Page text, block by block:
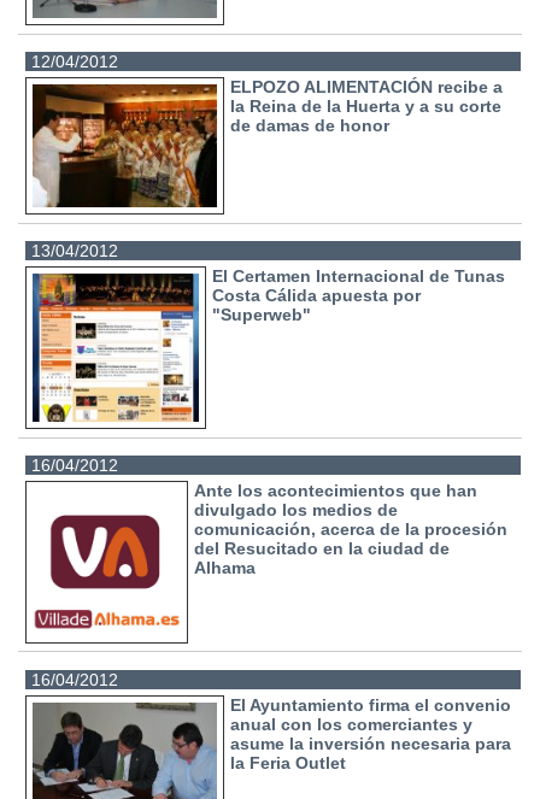
12/04/2012
ELPOZO ALIMENTACIÓN recibe a
la Reina de la Huerta y a su corte
de damas de honor
13/04/2012
El Certamen Internacional de Tunas
Costa Cálida apuesta por
"Superweb"
16/04/2012
Ante los acontecimientos que han
divulgado los medios de
comunicación, acerca de la procesión
del Resucitado en la ciudad de
Alhama
16/04/2012
El Ayuntamiento firma el convenio
anual con los comerciantes y
asume la inversión necesaria para
la Feria Outlet